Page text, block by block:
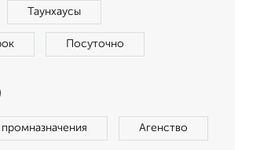
Таунхаусы
Посуточно
Агенство